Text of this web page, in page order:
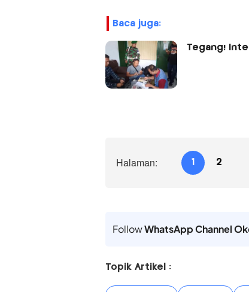
baca juga:
Tegang!
Halaman: 1 2
FollowWhatsApp Channel
Topik Artikel :